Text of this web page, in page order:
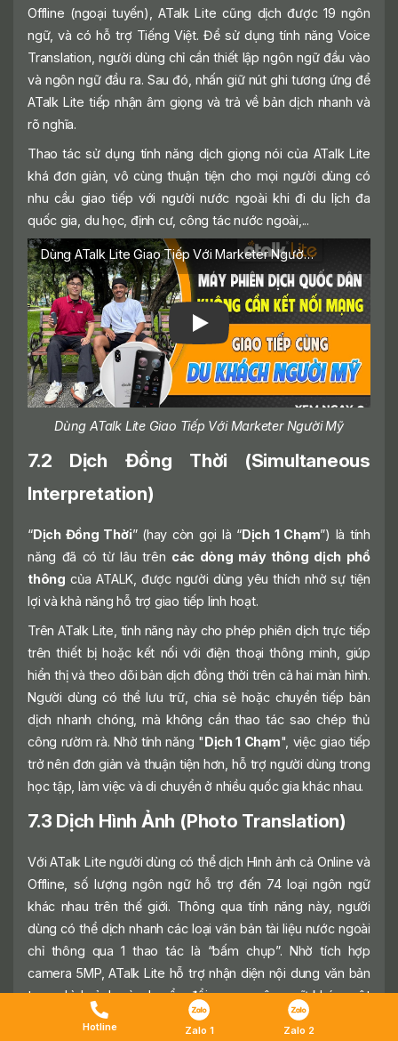
Offline (ngoại tuyến), ATalk Lite cũng dịch được 19 ngôn
ngữ, và có hỗ trợ Tiếng Việt. Để sử dụng tính năng Voice
Translation, người dùng chỉ cần thiết lập ngôn ngữ đầu vào
và ngôn ngữ đầu ra. Sau đó, nhấn giữ nút ghi tương ứng để
ATalk Lite tiếp nhận âm giọng và trả về bản dịch nhanh và
rõ nghĩa.
Thao tác sử dụng tính năng dịch giọng nói của ATalk Lite
khá đơn giản, vô cùng thuận tiện cho mọi người dùng có
nhu cầu giao tiếp với người nước ngoài khi đi du lịch đa
quốc gia, du học, định cư, công tác nước ngoài,...
Dùng ATalk Lite Giao Tiếp Với Marketer Người Mỹ
Dùng ATalk Lite Giao Tiếp Với Marketer Người Mỹ
7.2 Dịch Đồng Thời (Simultaneous
Interpretation)
“Dịch Đồng Thời” (hay còn gọi là “Dịch 1 Chạm”) là tính
năng đã có từ lâu trên các dòng máy thông dịch phổ
thông của ATALK, được người dùng yêu thích nhờ sự tiện
lợi và khả năng hỗ trợ giao tiếp linh hoạt.
Trên ATalk Lite, tính năng này cho phép phiên dịch trực tiếp
trên thiết bị hoặc kết nối với điện thoại thông minh, giúp
hiển thị và theo dõi bản dịch đồng thời trên cả hai màn hình.
Người dùng có thể lưu trữ, chia sẻ hoặc chuyển tiếp bản
dịch nhanh chóng, mà không cần thao tác sao chép thủ
công rườm rà. Nhờ tính năng "Dịch 1 Chạm", việc giao tiếp
trở nên đơn giản và thuận tiện hơn, hỗ trợ người dùng trong
học tập, làm việc và di chuyển ở nhiều quốc gia khác nhau.
7.3 Dịch Hình Ảnh (Photo Translation)
Với ATalk Lite người dùng có thể dịch Hình ảnh cả Online và
Offline, số lượng ngôn ngữ hỗ trợ đến 74 loại ngôn ngữ
khác nhau trên thế giới. Thông qua tính năng này, người
dùng có thể dịch nhanh các loại văn bản tài liệu nước ngoài
chỉ thông qua 1 thao tác là “bấm chụp”. Nhờ tích hợp
camera 5MP, ATalk Lite hỗ trợ nhận diện nội dung văn bản
trong hình ảnh và chuyển đổi sang ngôn ngữ khác một
cách thuận tiện, giúp người dùng dễ dàng nắm bắt nội dung
Hotline Zalo 1 Zalo 2